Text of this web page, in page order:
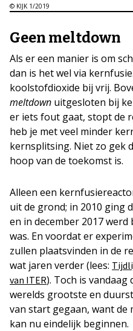
© KIJK 1/2019
Geen meltdown
Als er een manier is om
dan is het wel via
koolstofdioxide bij vrij.
meltdown uitgesloten bij
er iets fout gaat, stopt de
heb je met veel minder
kernsplitsing. Niet zo gek
hoop van de toekomst is.
Alleen een
uit de grond; in 2010 ging
en in december 2017
was. En voordat er
zullen plaatsvinden in de
wat jaren verder (lees:
van ITER). Toch is vandaag
werelds grootste en
van start gegaan, want de
kan nu eindelijk beginnen.